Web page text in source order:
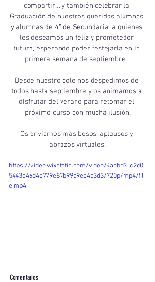
compartir… y también celebrar la
Graduación de nuestros queridos alumnos
y alumnas de 4º de Secundaria, a quienes
les deseamos un feliz y prometedor
futuro, esperando poder festejarla en la
primera semana de septiembre.
Desde nuestro cole nos despedimos de
todos hasta septiembre y os animamos a
disfrutar del verano para retomar el
próximo curso con mucha ilusión.
Os enviamos más besos, aplausos y
abrazos virtuales.
https://video.wixstatic.com/video/4aabd3_c2d0
5443a46d4c779e87b99a9ec4a3d3/720p/mp4/fil
e.mp4
Comentarios